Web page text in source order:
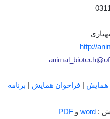
http://
همایش فراخوان همایش
برنامه
:
word و PDF